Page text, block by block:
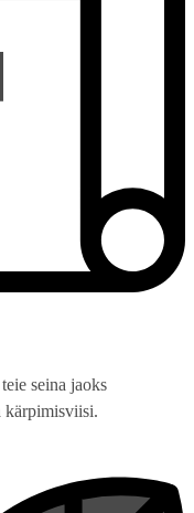
seina jaoks
kärpimisviisi.